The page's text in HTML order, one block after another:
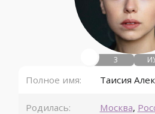
3
Полное имя: Таисия
Родилась: Москва,